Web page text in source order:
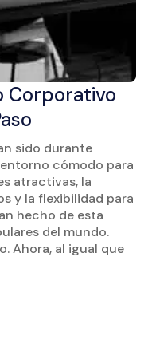
Corporativo
sido durante
cómodo para
atractivas, la
y la flexibilidad para
hecho de esta
del mundo.
Ahora, al igual que